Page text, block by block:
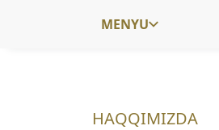
MENYU
HAQQIMIZDA